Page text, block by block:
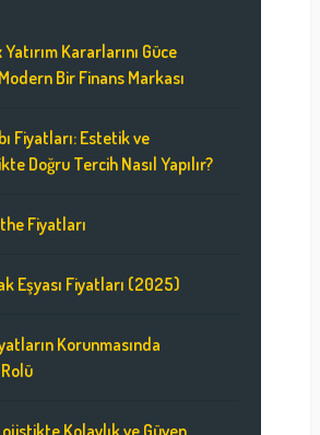
Kararlarını Güce
Bir Finans Markası
Fiyatları: Estetik ve
Doğru Tercih Nasıl Yapılır?
Fiyatları
Eşyası Fiyatları (2025)
Korunmasında
Kolaylık ve Güven